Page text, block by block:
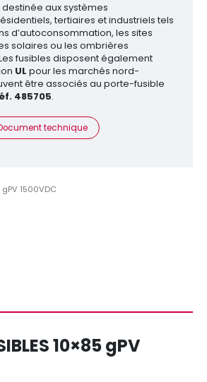
aux systèmes
tertiaires et industriels tels
d’autoconsommation, les sites
solaires ou les ombrières
fusibles disposent également
UL pour les marchés nord-
être associés au porte-fusible
485705.
technique
1500VDC
10×85 gPV